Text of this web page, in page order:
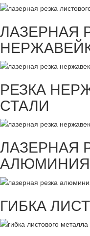
ЛАЗЕРНАЯ
РЕЗКА
СТАЛИ
ЛАЗЕРНАЯ
АЛЮМИНИЯ
ГИБКА